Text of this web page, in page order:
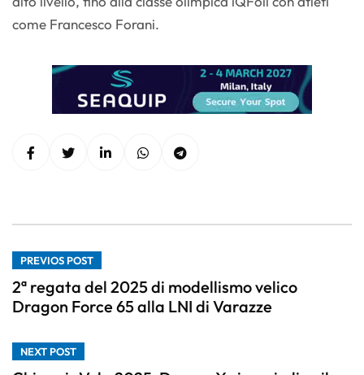
come Francesco Forani.
PREVIOS POST
2ª regata del 2025 di modellismo velico
Dragon Force 65 alla LNI di Varazze
NEXT POST